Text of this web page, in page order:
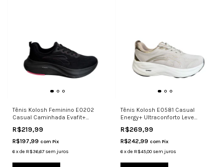
Tênis Kolosh Feminino E0202
Casual Caminhada Evafit+
R$219,99
R$197,99 com Pix
6xde R$36,67 sem juros
Tênis Kolosh E0581 Casual
Energy+ Ultraconforto Leve
R$269,99
R$242,99 com Pix
6 xde R$45,00 sem juros